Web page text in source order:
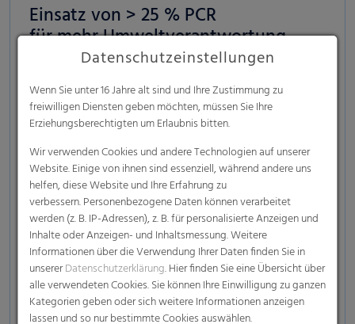
Einsatz von > 25 % PCR
für mehr Umweltverantwortung
Verantwortungsvoller Umgang mit den Ressourcen
von heute schafft bessere Perspektiven für die
Generationen von morgen. Deshalb betrachten wir
die Entwicklung von Rundballennetzen aus einem
Rundballennetz Rondotex® Perspective setzen wir
recycelte Rohstoffe ein, die zuvor als Abfall entsorgt
wurden. Auf diese Weise reduzieren wir den Bedarf an
neuem, zusätzlichem Kunststoff und geben
zukunftsweisende Impulse für nachhaltige
Landwirtschaft.
Datenschutzeinstellungen
Wenn Sie unter 16 Jahre alt sind und Ihre Zustimmung zu
freiwilligen Diensten geben möchten, müssen Sie Ihre
Erziehungsberechtigten um Erlaubnis bitten.
Wir verwenden Cookies und andere Technologien auf unserer
Website. Einige von ihnen sind essenziell, während andere uns
helfen, diese Website und Ihre Erfahrung zu
verbessern. Personenbezogene Daten können verarbeitet
werden (z. B. IP-Adressen), z. B. für personalisierte Anzeigen und
Inhalte oder Anzeigen- und Inhaltsmessung. Weitere
Informationen über die Verwendung Ihrer Daten finden Sie in
unsererDatenschutzerklärung. Hier finden Sie eine Übersicht über
alle verwendeten Cookies. Sie können Ihre Einwilligung zu ganzen
Kategorien geben oder sich weitere Informationen anzeigen
lassen und so nur bestimmte Cookies auswählen.